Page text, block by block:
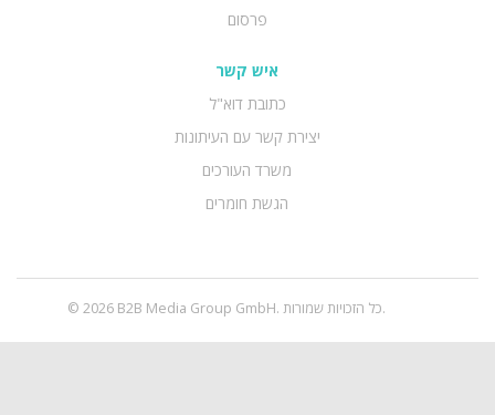
פרסום
איש קשר
כתובת דוא"ל
יצירת קשר עם העיתונות
משרד העורכים
הגשת חומרים
© 2026 B2B Media Group GmbH. כל הזכויות שמורות.